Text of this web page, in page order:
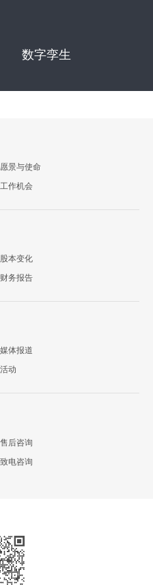
数字孪生
愿景与使命
工作机会
股本变化
财务报告
媒体报道
活动
售后咨询
致电咨询